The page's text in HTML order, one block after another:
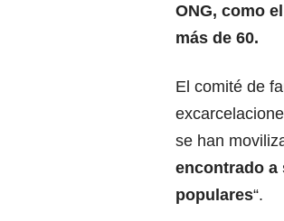
ONG, como
más de 60.
El comité de
se han
encontrado a
populares“.